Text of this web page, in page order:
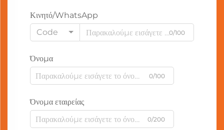
Κινητό/WhatsApp
Code
0/100
Όνομα
0/100
Όνομα εταιρείας
0/200